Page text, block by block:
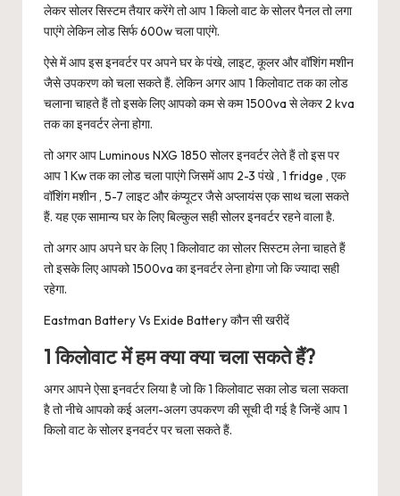
लेकर सोलर सिस्टम तैयार करेंगे तो आप 1 किलो वाट के सोलर पैनल तो लगा
पाएंगे लेकिन लोड सिर्फ 600w चला पाएंगे.
ऐसे में आप इस इनवर्टर पर अपने घर के पंखे, लाइट, कूलर और वॉशिंग मशीन
जैसे उपकरण को चला सकते हैं. लेकिन अगर आप 1 किलोवाट तक का लोड
चलाना चाहते हैं तो इसके लिए आपको कम से कम 1500va से लेकर 2 kva
तक का इनवर्टर लेना होगा.
तो अगर आप Luminous NXG 1850 सोलर इनवर्टर लेते हैं तो इस पर
आप 1 Kw तक का लोड चला पाएंगे जिसमें आप 2-3 पंखे , 1 fridge , एक
वॉशिंग मशीन , 5-7 लाइट और कंप्यूटर जैसे अप्लायंस एक साथ चला सकते
हैं. यह एक सामान्य घर के लिए बिल्कुल सही सोलर इनवर्टर रहने वाला है.
तो अगर आप अपने घर के लिए 1 किलोवाट का सोलर सिस्टम लेना चाहते हैं
तो इसके लिए आपको 1500va का इनवर्टर लेना होगा जो कि ज्यादा सही
रहेगा.
Eastman Battery Vs Exide Battery कौन सी खरीदें
1 किलोवाट में हम क्या क्या चला सकते हैं?
अगर आपने ऐसा इनवर्टर लिया है जो कि 1 किलोवाट सका लोड चला सकता
है तो नीचे आपको कई अलग-अलग उपकरण की सूची दी गई है जिन्हें आप 1
किलो वाट के सोलर इनवर्टर पर चला सकते हैं.